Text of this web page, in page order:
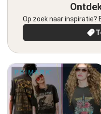
Op zoek naar inspiratie?